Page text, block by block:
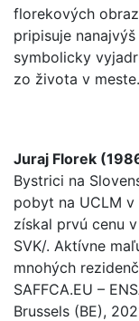
florekových
pripisuje
symbolicky
zo života v meste.
Juraj Florek
Bystrici na
pobyt na UCLM v
získal prvú cenu
SVK/. Aktívne
mnohých
SAFFCA.EU –
Brussels (BE),